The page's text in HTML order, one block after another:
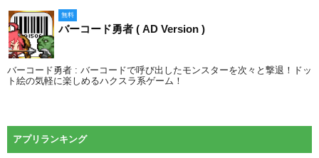
無料
バーコード勇者 ( AD Version )
バーコード勇者 : バーコードで呼び出したモンスターを次々と撃退！ドッ
ト絵の気軽に楽しめるハクスラ系ゲーム！
アプリランキング